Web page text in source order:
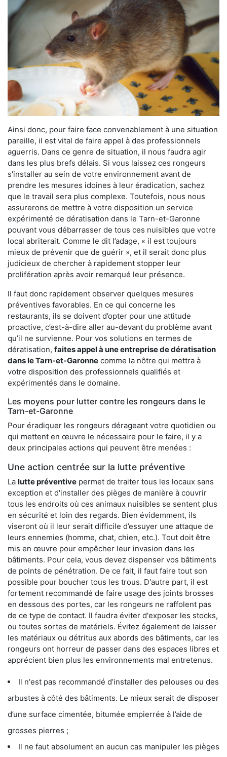
Ainsi donc, pour faire face convenablement à une situation
pareille, il est vital de faire appel à des professionnels
aguerris. Dans ce genre de situation, il nous faudra agir
dans les plus brefs délais. Si vous laissez ces rongeurs
s'installer au sein de votre environnement avant de
prendre les mesures idoines à leur éradication, sachez
que le travail sera plus complexe. Toutefois, nous nous
assurerons de mettre à votre disposition un service
expérimenté de dératisation dans le Tarn-et-Garonne
pouvant vous débarrasser de tous ces nuisibles que votre
local abriterait. Comme le dit l’adage, « il est toujours
mieux de prévenir que de guérir », et il serait donc plus
judicieux de chercher à rapidement stopper leur
prolifération après avoir remarqué leur présence.
Il faut donc rapidement observer quelques mesures
préventives favorables. En ce qui concerne les
restaurants, ils se doivent d’opter pour une attitude
proactive, c’est-à-dire aller au-devant du problème avant
qu’il ne survienne. Pour vos solutions en termes de
dératisation, faites appel à une entreprise de dératisation
dans le Tarn-et-Garonne comme la nôtre qui mettra à
votre disposition des professionnels qualifiés et
expérimentés dans le domaine.
Les moyens pour lutter contre les rongeurs dans le
Tarn-et-Garonne
Pour éradiquer les rongeurs dérageant votre quotidien ou
qui mettent en œuvre le nécessaire pour le faire, il y a
deux principales actions qui peuvent être menées :
Une action centrée sur la lutte préventive
La lutte préventive permet de traiter tous les locaux sans
exception et d'installer des pièges de manière à couvrir
tous les endroits où ces animaux nuisibles se sentent plus
en sécurité et loin des regards. Bien évidemment, ils
viseront où il leur serait difficile d’essuyer une attaque de
leurs ennemies (homme, chat, chien, etc.). Tout doit être
mis en œuvre pour empêcher leur invasion dans les
bâtiments. Pour cela, vous devez dispenser vos bâtiments
de points de pénétration. De ce fait, il faut faire tout son
possible pour boucher tous les trous. D'autre part, il est
fortement recommandé de faire usage des joints brosses
en dessous des portes, car les rongeurs ne raffolent pas
de ce type de contact. Il faudra éviter d'exposer les stocks,
ou toutes sortes de matériels. Évitez également de laisser
les matériaux ou détritus aux abords des bâtiments, car les
rongeurs ont horreur de passer dans des espaces libres et
apprécient bien plus les environnements mal entretenus.
Il n'est pas recommandé d’installer des pelouses ou des
arbustes à côté des bâtiments. Le mieux serait de disposer
d’une surface cimentée, bitumée empierrée à l’aide de
grosses pierres ;
Il ne faut absolument en aucun cas manipuler les pièges